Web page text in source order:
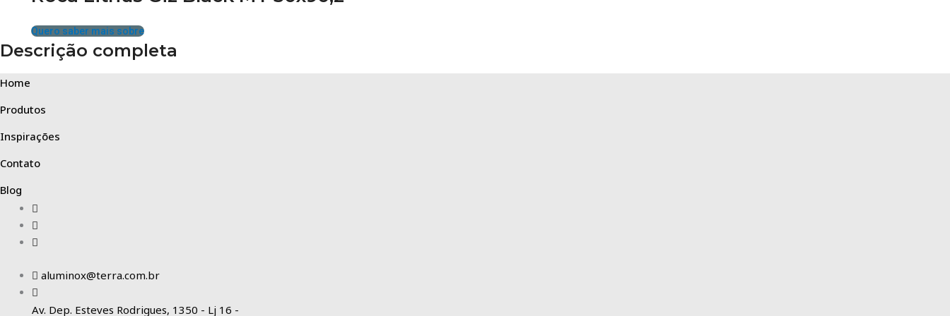
Quero saber mais sobre
Descrição completa
Home
Produtos
Inspirações
Contato
Blog
aluminox@terra.com.br
Av. Dep. Esteves Rodrigues, 1350 - Lj 16 -